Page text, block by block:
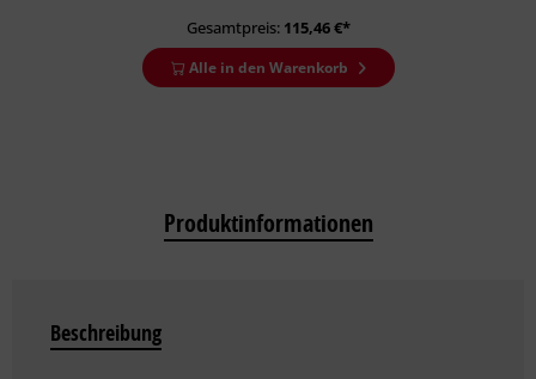
Gesamtpreis: 115,46€*
Alle in den Warenkorb
Produktinformationen
Beschreibung